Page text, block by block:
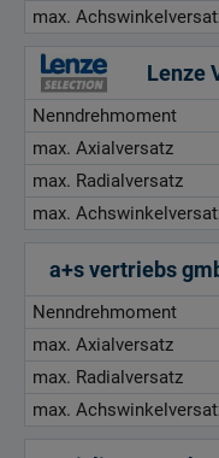
max.
Nenndrehmoment
max. Axialversatz
max. Radialversatz
max.
a+s vertriebs
Nenndrehmoment
max. Axialversatz
max. Radialversatz
max.